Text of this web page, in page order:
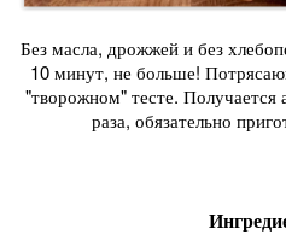
Без масла, дрожжей и без
10 минут, не больше!
"творожном" тесте. Получается
раза, обязательно